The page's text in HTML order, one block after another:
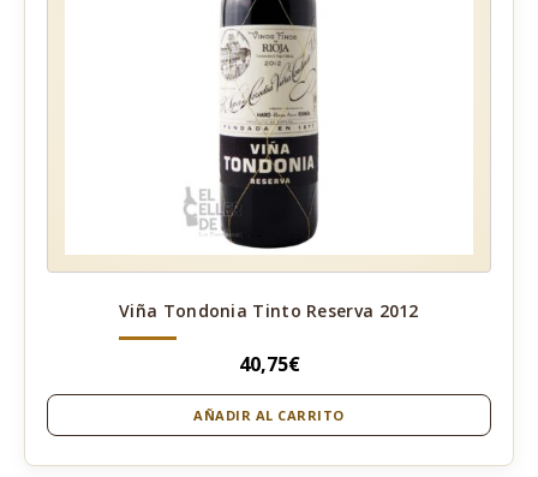
Viña Tondonia Tinto Reserva 2012
40,75€
AÑADIR AL CARRITO